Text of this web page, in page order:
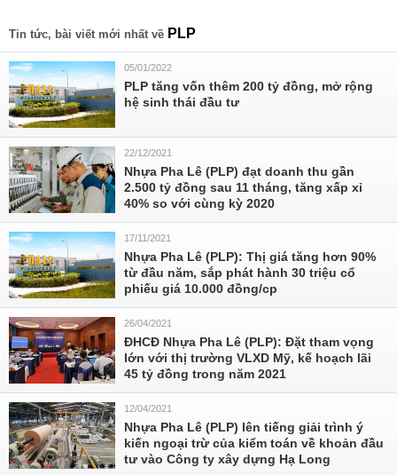
Tin tức, bài viết mới nhất về PLP
05/01/2022
PLP tăng vốn thêm 200 tỷ đồng, mở rộng
hệ sinh thái đầu tư
22/12/2021
Nhựa Pha Lê (PLP) đạt doanh thu gần
2.500 tỷ đồng sau 11 tháng, tăng xấp xỉ
40% so với cùng kỳ 2020
17/11/2021
Nhựa Pha Lê (PLP): Thị giá tăng hơn 90%
từ đầu năm, sắp phát hành 30 triệu cổ
phiếu giá 10.000 đồng/cp
26/04/2021
ĐHCĐ Nhựa Pha Lê (PLP): Đặt tham vọng
lớn với thị trường VLXD Mỹ, kế hoạch lãi
45 tỷ đồng trong năm 2021
12/04/2021
Nhựa Pha Lê (PLP) lên tiếng giải trình ý
kiến ngoại trừ của kiểm toán về khoản đầu
tư vào Công ty xây dựng Hạ Long